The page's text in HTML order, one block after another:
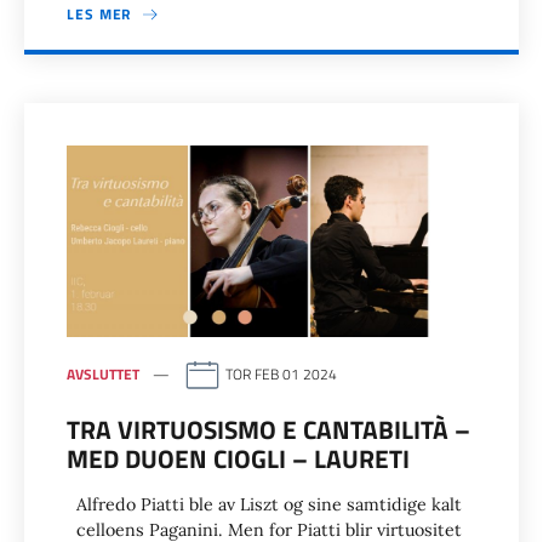
LES MER
AVSLUTTET TOR FEB 01 2024
TRA VIRTUOSISMO E CANTABILITÀ –
MED DUOEN CIOGLI – LAURETI
Alfredo Piatti ble av Liszt og sine samtidige kalt
celloens Paganini. Men for Piatti blir virtuositet